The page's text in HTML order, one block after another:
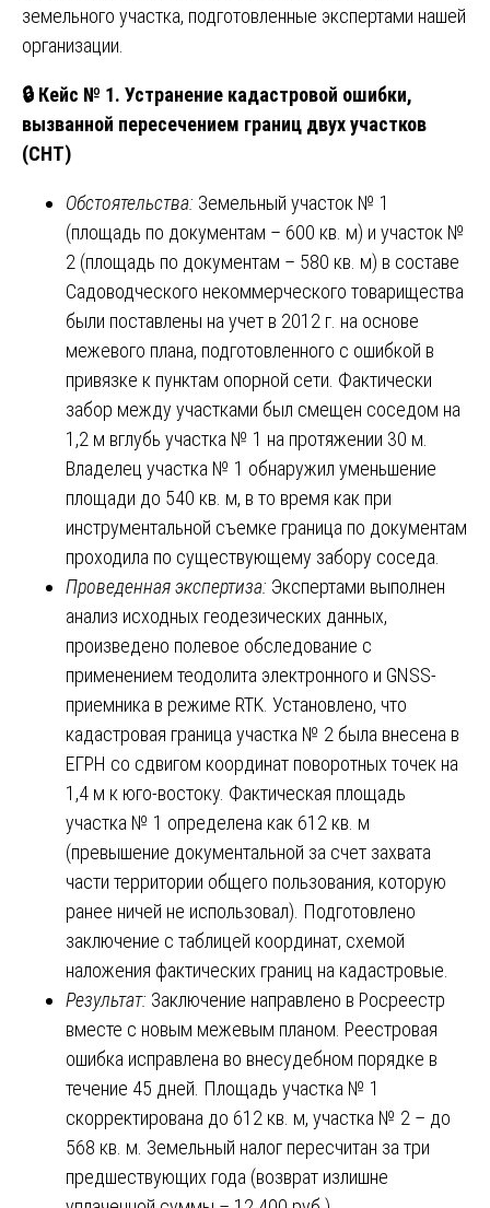
земельного участка, подготовленные экспертами нашей
организации.
🔒 Кейс № 1. Устранение кадастровой ошибки,
вызванной пересечением границ двух участков
(СНТ)
Обстоятельства: Земельный участок № 1
(площадь по документам – 600 кв. м) и участок №
2 (площадь по документам – 580 кв. м) в составе
Садоводческого некоммерческого товарищества
были поставлены на учет в 2012 г. на основе
межевого плана, подготовленного с ошибкой в
привязке к пунктам опорной сети. Фактически
забор между участками был смещен соседом на
1,2 м вглубь участка № 1 на протяжении 30 м.
Владелец участка № 1 обнаружил уменьшение
площади до 540 кв. м, в то время как при
инструментальной съемке граница по документам
проходила по существующему забору соседа.
Проведенная экспертиза: Экспертами выполнен
анализ исходных геодезических данных,
произведено полевое обследование с
применением теодолита электронного и GNSS-
приемника в режиме RTK. Установлено, что
кадастровая граница участка № 2 была внесена в
ЕГРН со сдвигом координат поворотных точек на
1,4 м к юго-востоку. Фактическая площадь
участка № 1 определена как 612 кв. м
(превышение документальной за счет захвата
части территории общего пользования, которую
ранее ничей не использовал). Подготовлено
заключение с таблицей координат, схемой
наложения фактических границ на кадастровые.
Результат: Заключение направлено в Росреестр
вместе с новым межевым планом. Реестровая
ошибка исправлена во внесудебном порядке в
течение 45 дней. Площадь участка № 1
скорректирована до 612 кв. м, участка № 2 – до
568 кв. м. Земельный налог пересчитан за три
предшествующих года (возврат излишне